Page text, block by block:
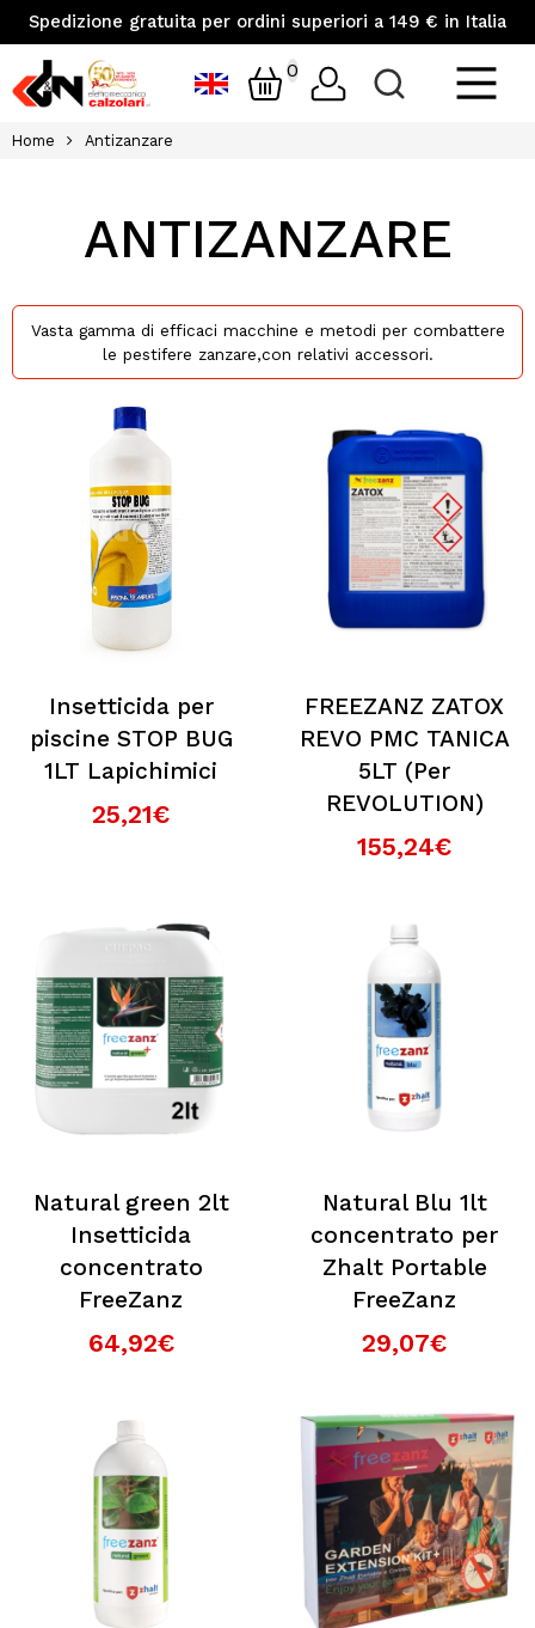
Spedizione gratuita per ordini superiori a 149 € in Italia
0
Home Antizanzare
ANTIZANZARE
Vasta gamma di efficaci macchine e metodi per combattere
le pestifere zanzare,con relativi accessori.
Insetticida per
piscine STOP BUG
1LT Lapichimici
25,21€
FREEZANZ ZATOX
REVO PMC TANICA
5LT (Per
REVOLUTION)
155,24€
Natural green 2lt
Insetticida
concentrato
FreeZanz
64,92€
Natural Blu 1lt
concentrato per
Zhalt Portable
FreeZanz
29,07€